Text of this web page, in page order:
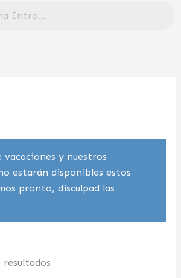
vacaciones y nuestros
estarán disponibles estos
pronto, disculpad las